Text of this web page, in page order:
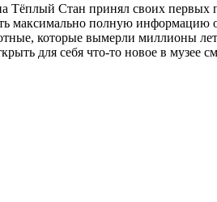
Стан принял своих первых
максимально полную
которые вымерли миллионы
для себя что-то новое в музее